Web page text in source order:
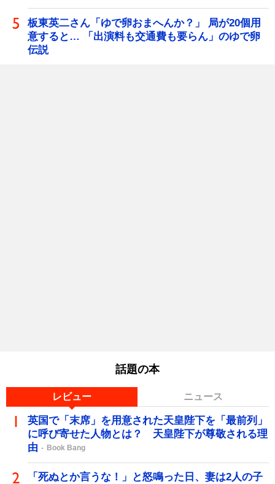
板東英二さん「ゆで卵おまへんか？」 局が20個用
意すると… 「出演料も交通費も要らん」のゆで卵
伝説
話題の本
レビュー ニュース
英国で「末席」を用意された天皇陛下を「最前列」
に呼び寄せた人物とは？ 天皇陛下が尊敬される理
由
Book Bang
「死ぬとか言うな！」と怒鳴った日、妻は2人の子